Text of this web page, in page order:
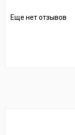
Еще нет отзывов